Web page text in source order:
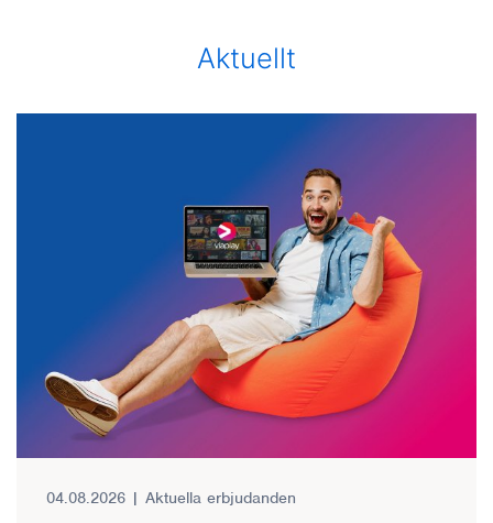
Aktuellt
04.08.2026 | Aktuella erbjudanden